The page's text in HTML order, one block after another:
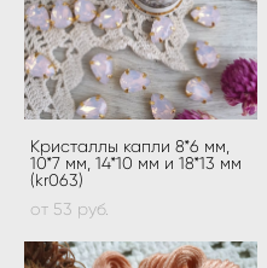
Кристаллы капли 8*6 мм,
10*7 мм, 14*10 мм и 18*13 мм
(kr063)
от 53 pуб.